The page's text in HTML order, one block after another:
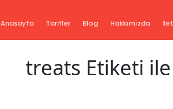
Anasayfa Tarifler Blog Hakkımızda
treats Etiketi